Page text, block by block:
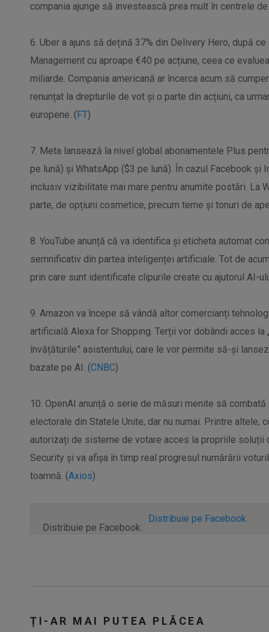
compania ajunge să investească prea mult în centrele
6. Uber a ajuns să dețină 37% din Delivery Hero, după
Management cu aproape €40 pe acțiune, ceea ce
miliarde. Compania americană ar încerca acum să
renunțat la drepturile de vot și o parte din acțiuni, ca
europene. (FT)
7. Meta lansează la nivel global abonamentele Plus
pe lună) și WhatsApp ($3 pe lună). În cazul Facebook și
inclusiv vizibilitate mai mare pentru anumite postări. La
parte, de opțiuni cosmetice, precum teme și tonuri de
8. YouTube anunță că va identifica și eticheta automat
semnificativ din partea inteligenței artificiale. Tot de
prin care sunt identificate clipurile create cu ajutorul AI-
9. Amazon va începe să vândă altor comercianți
artificială Alexa for Shopping. Terții vor dobândi acces la
învățăturile” asistentului, care le vor permite să-și
bazate pe AI. (CNBC)
10. OpenAI anunță o serie de măsuri menite să
electorale din Statele Unite, dar nu numai. Printre altele,
autorizați de sisteme de votare acces la propriile soluții
Security și va afișa în timp real progresul numărării
toamnă. (Axios)
Distribuie pe Facebook:
Distribuie pe Facebook
ȚI-AR MAI PUTEA PLĂCEA